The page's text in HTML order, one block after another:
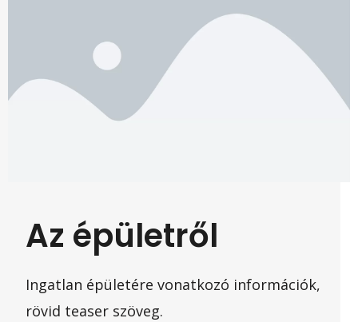
Az épületről
Ingatlan épületére vonatkozó információk,
rövid teaser szöveg.